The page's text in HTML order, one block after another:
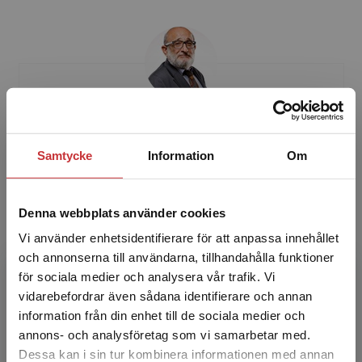
Samtycke Information Om
Denna webbplats använder cookies
Vi använder enhetsidentifierare för att anpassa innehållet
och annonserna till användarna, tillhandahålla funktioner
för sociala medier och analysera vår trafik. Vi
vidarebefordrar även sådana identifierare och annan
information från din enhet till de sociala medier och
annons- och analysföretag som vi samarbetar med.
Dessa kan i sin tur kombinera informationen med annan
Begränsad fraktregion
Jerzy Sarnecki är professor em. vid Stockholms
universitet och senior professor i kriminologi
Sundsv...